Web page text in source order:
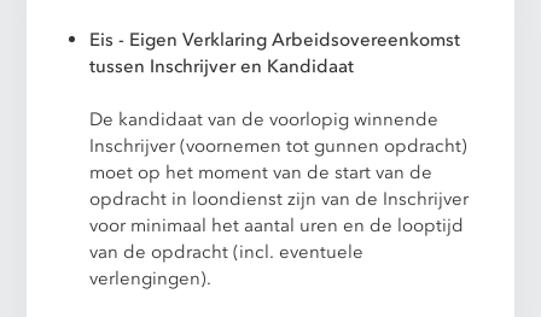
Eis - Eigen Verklaring Arbeidsovereenkomst
tussen Inschrijver en Kandidaat
De kandidaat van de voorlopig winnende
Inschrijver (voornemen tot gunnen opdracht)
moet op het moment van de start van de
opdracht in loondienst zijn van de Inschrijver
voor minimaal het aantal uren en de looptijd
van de opdracht (incl. eventuele
verlengingen).